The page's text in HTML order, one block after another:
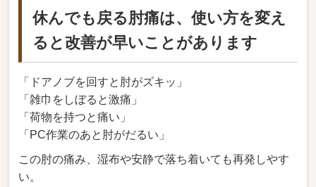
休んでも戻る肘痛は、使い方を変え
ると改善が早いことがあります
「ドアノブを回すと肘がズキッ」
「雑巾をしぼると激痛」
「荷物を持つと痛い」
「PC作業のあと肘がだるい」
この肘の痛み、湿布や安静で落ち着いても再発しやす
い。